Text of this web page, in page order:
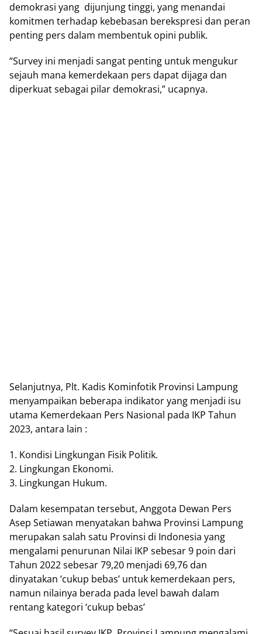
demokrasi yang dijunjung tinggi, yang menandai
komitmen terhadap kebebasan berekspresi dan peran
penting pers dalam membentuk opini publik.
“Survey ini menjadi sangat penting untuk mengukur
sejauh mana kemerdekaan pers dapat dijaga dan
diperkuat sebagai pilar demokrasi,” ucapnya.
Selanjutnya, Plt. Kadis Kominfotik Provinsi Lampung
menyampaikan beberapa indikator yang menjadi isu
utama Kemerdekaan Pers Nasional pada IKP Tahun
2023, antara lain :
1. Kondisi Lingkungan Fisik Politik.
2. Lingkungan Ekonomi.
3. Lingkungan Hukum.
Dalam kesempatan tersebut, Anggota Dewan Pers
Asep Setiawan menyatakan bahwa Provinsi Lampung
merupakan salah satu Provinsi di Indonesia yang
mengalami penurunan Nilai IKP sebesar 9 poin dari
Tahun 2022 sebesar 79,20 menjadi 69,76 dan
dinyatakan ‘cukup bebas’ untuk kemerdekaan pers,
namun nilainya berada pada level bawah dalam
rentang kategori ‘cukup bebas’